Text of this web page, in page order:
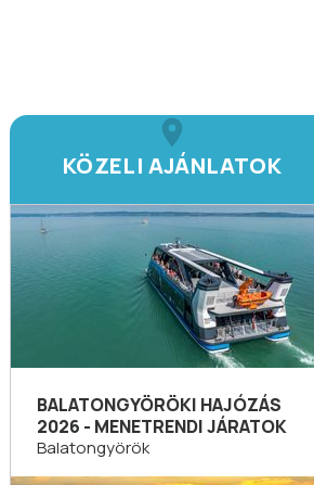
KÖZELI AJÁNLATOK
BALATONGYÖRÖKI HAJÓZÁS
2026 - MENETRENDI JÁRATOK
Balatongyörök